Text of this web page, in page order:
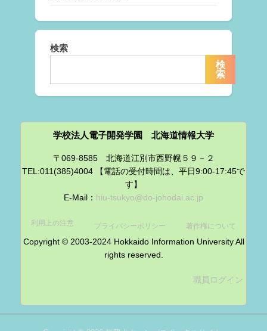
検索
検
索
学校法人電子開発学園 北海道情報大学
〒069-8585 北海道江別市西野幌５９－２
TEL:011(385)4004 【電話の受付時間は、平日9:00-17:45で
す】
E-Mail： hiu-tsukyo@do-johodai.ac.jp
利用上の注意 プライバシーポリシー 著作権について
Copyright © 2003-2024 Hokkaido Information University All
rights reserved.
職員ログイン